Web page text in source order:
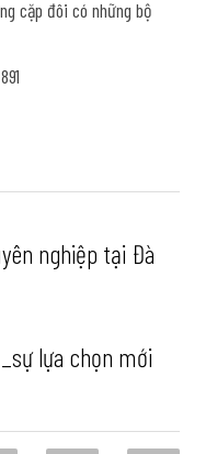
cặp đôi có những bộ
nghiệp tại Đà
lựa chọn mới